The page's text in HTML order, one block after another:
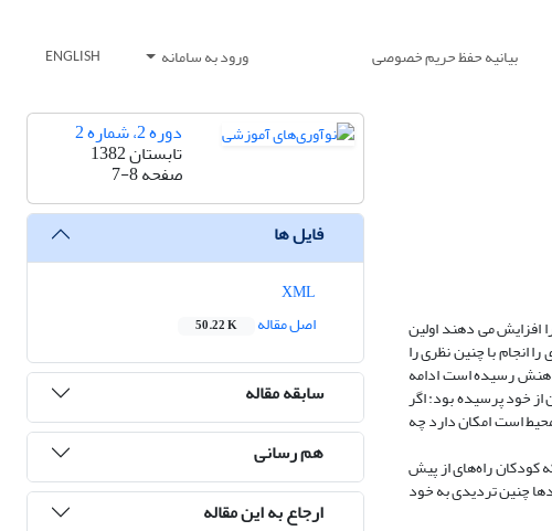
بیانیه حفظ حریم خصوصی ورود به سامانه ENGLISH
افزایش می دهند اولین
انجام با چنین نظری را
ذهنش رسیده است ادامه
خود پرسیده بود: اگر
است امکان دارد چه
کودکان راه‌های از پیش
چنین تردیدی به خود
دوره 2، شماره 2
تابستان 1382
صفحه7-8
فایل ها
اصل مقاله
50.22 K
سابقه مقاله
هم رسانی
ارجاع به این مقاله